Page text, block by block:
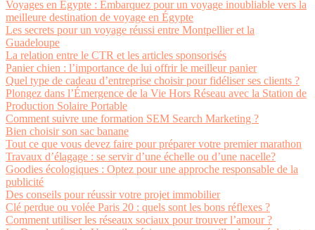
Voyages en Égypte : Embarquez pour un voyage inoubliable vers la
meilleure destination de voyage en Égypte
Les secrets pour un voyage réussi entre Montpellier et la
Guadeloupe
La relation entre le CTR et les articles sponsorisés
Panier chien : l’importance de lui offrir le meilleur panier
Quel type de cadeau d’entreprise choisir pour fidéliser ses clients ?
Plongez dans l’Émergence de la Vie Hors Réseau avec la Station de
Production Solaire Portable
Comment suivre une formation SEM Search Marketing ?
Bien choisir son sac banane
Tout ce que vous devez faire pour préparer votre premier marathon
Travaux d’élagage : se servir d’une échelle ou d’une nacelle?
Goodies écologiques : Optez pour une approche responsable de la
publicité
Des conseils pour réussir votre projet immobilier
Clé perdue ou volée Paris 20 : quels sont les bons réflexes ?
Comment utiliser les réseaux sociaux pour trouver l’amour ?